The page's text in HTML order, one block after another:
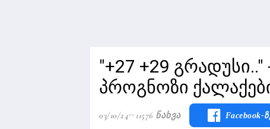
"+27 +29
პროგნოზი
03/10/24 11576 Ნახვა Facebook-